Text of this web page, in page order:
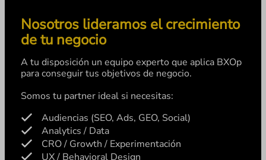
Nosotros lideramos el crecimiento
de tu negocio
A tu disposición un equipo experto que aplica BXOp
para conseguir tus objetivos de negocio.
Somos tu partner ideal si necesitas:
Audiencias (SEO, Ads, GEO, Social)
Analytics / Data
CRO / Growth / Experimentación
UX / Behavioral Design